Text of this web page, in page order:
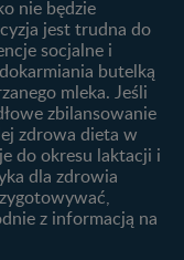
dietę
nie będzie
jest trudna do
socjalne i
butelką
mleka. Jeśli
zbilansowanie
zdrowa dieta w
do okresu laktacji i
dla zdrowia
z informacją na